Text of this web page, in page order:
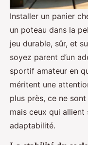
Installer un panier
un poteau dans la
jeu durable, sûr, et
soyez parent d’un
sportif amateur en
méritent une
plus près, ce ne
mais ceux qui
adaptabilité.